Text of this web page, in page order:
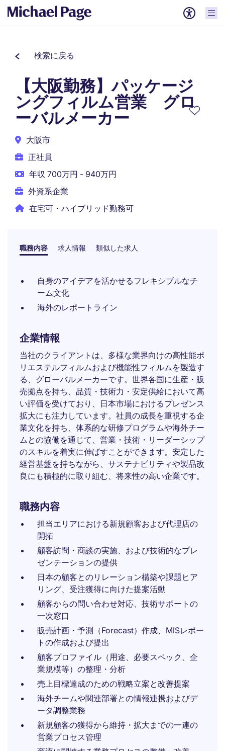
検索に戻る
【大阪勤務】パッケージ
ングフィルム営業 グロ
ーバルメーカー
大阪市
正社員
年収 700万円 - 940万円
外資系企業
在宅可・ハイブリッド勤務可
職務内容 求人情報 類似した求人
自身のアイデアを活かせるフレキシブルなチ
ーム文化
海外のレポートライン
企業情報
当社のクライアントは、多様な業界向けの高性能ポ
リエステルフィルムおよび機能性フィルムを製造す
る、グローバルメーカーです。世界各国に生産・販
売拠点を持ち、品質・技術力・安定供給において高
い評価を受けており、日本市場におけるプレゼンス
拡大にも注力しています。社員の成長を重視する企
業文化を持ち、体系的な研修プログラムや海外チー
ムとの協働を通じて、営業・技術・リーダーシップ
のスキルを着実に伸ばすことができます。安定した
経営基盤を持ちながら、サステナビリティや製品改
良にも積極的に取り組む、将来性の高い企業です。
職務内容
担当エリアにおける新規顧客および代理店の
開拓
顧客訪問・商談の実施、および技術的なプレ
ゼンテーションの提供
日本の顧客とのリレーション構築や課題ヒア
リング、受注獲得に向けた提案活動
顧客からの問い合わせ対応、技術サポートの
一次窓口
販売計画・予測（Forecast）作成、MISレポー
トの作成および提出
顧客プロファイル（用途、必要スペック、企
業規模等）の整理・分析
売上目標達成のための戦略立案と改善提案
海外チームや関連部署との情報連携およびデ
ータ調整業務
新規顧客の獲得から維持・拡大までの一連の
営業プロセス管理